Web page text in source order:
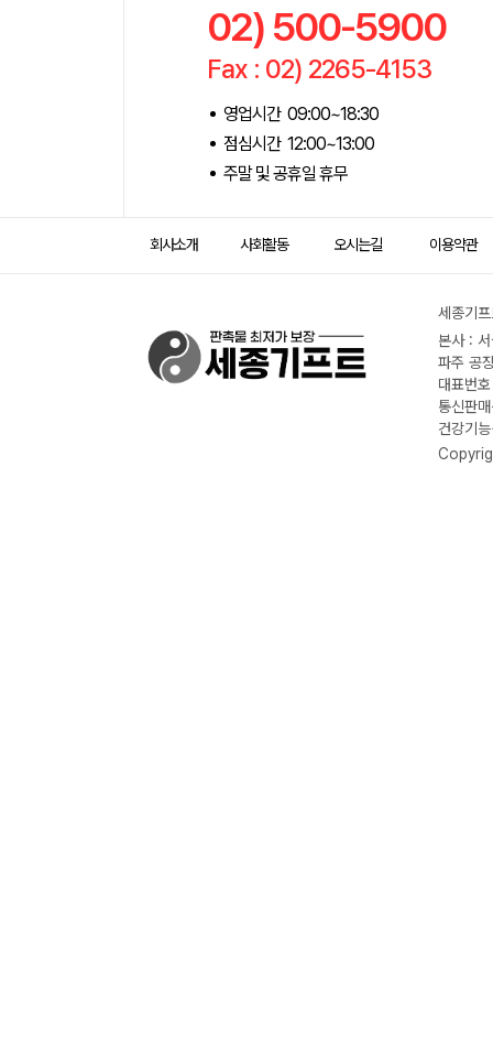
02) 500-5900
Fax : 02) 2265-4153
영업시간 09:00~18:30
점심시간 12:00~13:00
주말 및 공휴일 휴무
회사소개 사회활동 오시는길 이용약관
세종기
본사 :
파주 공
대표번
통신판
건강기